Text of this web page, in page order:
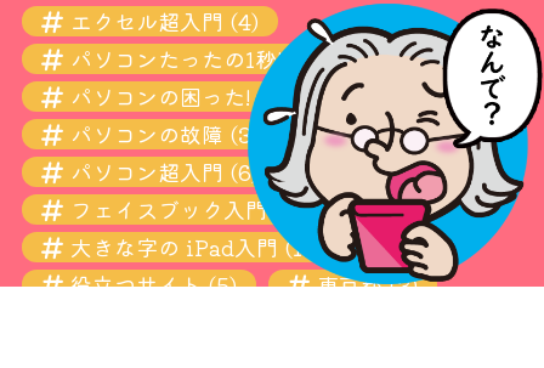
エクセル超入門 (4)
パソコンたったの1秒! 瞬間ワザ
(11)
パソコンの困った! お悩み解決超入門(13)
パソコンの故障 (3)
パソコン超入門 (6)
フェイスブック入門 (4)
大きな字の iPad入門 (10)
役立つサイト(5) 東京都(3)